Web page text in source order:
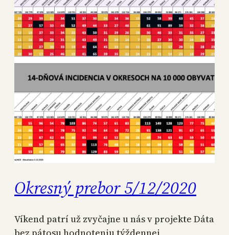
Okresný prebor 5/12/2020
Víkend patrí už zvyčajne u nás v projekte Dáta